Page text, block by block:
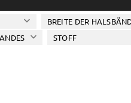
BREITE DER
STOFF